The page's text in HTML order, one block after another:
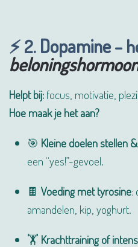
⚡ 2. Dopamine–
Helpt bij: focus, motivatie,
Hoe maak je het aan?
🎯 Kleine doelen stellen
een “yes!”-gevoel.
🍫 Voeding met tyrosine:
amandelen, kip, yoghurt.
🏋️ Krachttraining of